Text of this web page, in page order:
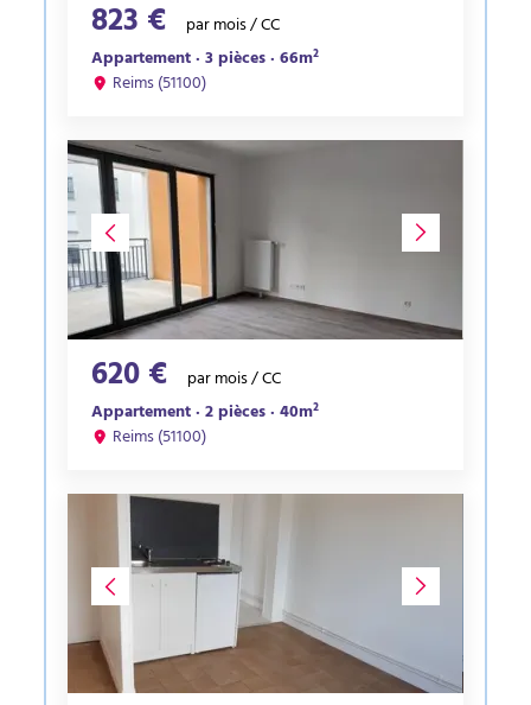
823 €
par mois / CC
Appartement · 3 pièces · 66m²
Reims (51100)
620 €
par mois / CC
Appartement · 2 pièces · 40m²
Reims (51100)